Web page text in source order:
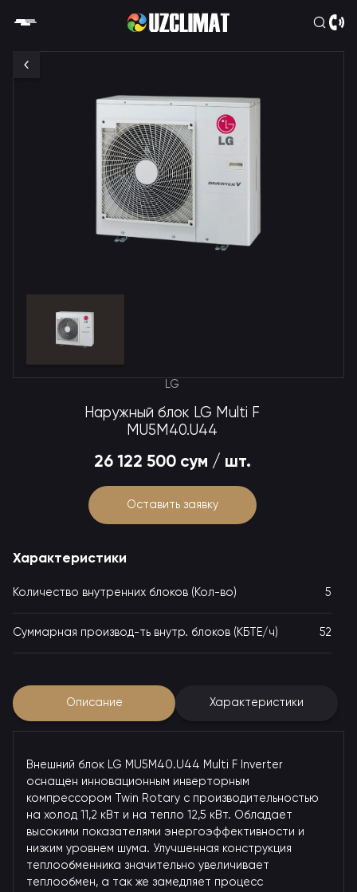
LG
Наружный блок LG Multi F
MU5M40.U44
26 122 500 сум / шт.
Оставить заявку
Характеристики
Количество внутренних блоков (Кол-во) 5
Суммарная производ-ть внутр. блоков (КБТЕ/ч) 52
Описание Характеристики
Внешний блок LG MU5M40.U44 Multi F Inverter
оснащен инновационным инверторным
компрессором Twin Rotary с производительностью
на холод 11,2 кВт и на тепло 12,5 кВт. Обладает
высокими показателями энергоэффективности и
низким уровнем шума. Улучшенная конструкция
теплообменника значительно увеличивает
теплообмен, а так же замедляет процесс